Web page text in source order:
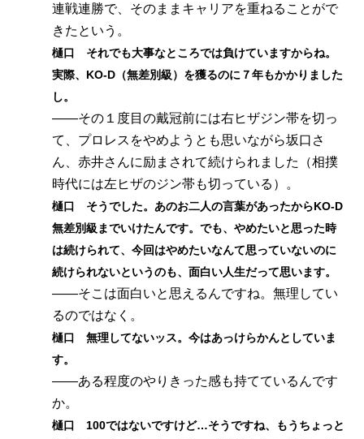
連戦連勝で、そのままキャリアを重ねることがで
きたという。
樋口 それでも大事なところでは負けていますからね。
実際、KO-D（無差別級）を獲るのに７年もかかりました
し。
――その１度目の戴冠前には右ヒザジン帯を切っ
て、プロレスをやめようとも思いながら坂口さ
ん、赤井さんに励まされて続けられました（相撲
時代には左ヒザのジン帯も切っている）。
樋口 そうでした。あのお二人の言葉があったからKO-D
無差別級までいけたんです。でも、やめたいと思った時
は続けられて、今回はやめたいなんて思っていないのに
続けられないというのも、面白い人生だって思います。
――そこは面白いと思えるんですね。無理してい
るのではなく。
樋口 無理してないッス。今はあっけらかんとしていま
す。
――ある程度のやりきった感も持てているんです
か。
樋口 100ではないですけど…そうですね、もうちょっと